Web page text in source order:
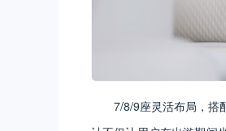
7/8/9座灵活布局，搭